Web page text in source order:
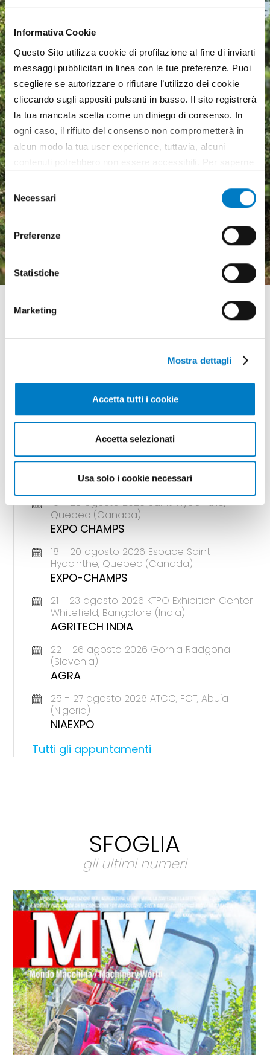
Informativa Cookie
Questo Sito utilizza cookie di profilazione al fine di inviarti
messaggi pubblicitari in linea con le tue preferenze. Puoi
scegliere se autorizzare o rifiutare l’utilizzo dei cookie
cliccando sugli appositi pulsanti in basso. Il sito registrerà
la tua mancata scelta come un diniego di consenso. In
ogni caso, il rifiuto del consenso non comprometterà in
alcun modo la tua user experience, tuttavia, alcuni
all’utilizzo di tutti, o solamente di alcuni di essi, ti
Selezione
del
consenso
Necessari
Preferenze
Statistiche
Marketing
Mostra dettagli
Accetta tutti i cookie
Accetta selezionati
Usa solo i cookie necessari
Macchine agricole, mercato
l'incertezza economica
GLI APPUNTAMENTI
della meccanizzazione
18 - 20 agosto 2026 Gunnedah, Nsw
(Australia)
AGQUIP FIELD DAYS
18 - 20 agosto 2026 Saint-Hyacinthe,
Quebec (Canada)
EXPO CHAMPS
18 - 20 agosto 2026 Espace Saint-
Hyacinthe, Quebec (Canada)
EXPO-CHAMPS
21 - 23 agosto 2026 KTPO Exhibition Center
Whitefield, Bangalore (India)
AGRITECH INDIA
22 - 26 agosto 2026 Gornja Radgona
(Slovenia)
AGRA
25 - 27 agosto 2026 ATCC, FCT, Abuja
(Nigeria)
NIAEXPO
Tutti gli appuntamenti
SFOGLIA
gli ultimi numeri